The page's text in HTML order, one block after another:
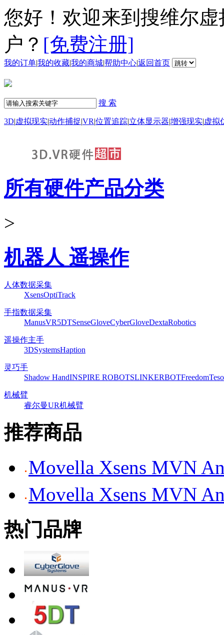
您好！欢迎来到搜维尔
户？ [免费注册]
我的订单|我的收藏|我的商城|帮助中心|返回首页
搜 索
3D|虚拟现实|动作捕捉|VR|位置追踪|立体显示器|增强现实|虚拟
所有硬件产品分类
>
机器人 遥操作
人体数据采集
XsensOptiTrack
手指数据采集
ManusVR5DTSenseGloveCyberGloveDextaRobotics
遥操作主手
3DSystemsHaption
灵巧手
Shadow HandINSPIRE ROBOTSLINKERBOTFreedom
机械臂
睿尔曼UR机械臂
推荐商品
Movella Xsens MVN
Movella Xsens MVN
热门品牌